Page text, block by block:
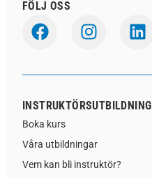
FÖLJ OSS
INSTRUKTÖRSUTBILDNING
Boka kurs
Våra utbildningar
Vem kan bli instruktör?